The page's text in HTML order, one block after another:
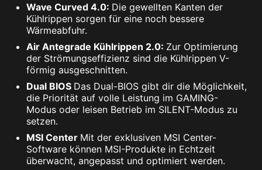
Wave Curved 4.0: Die gewellten Kanten der
Kühlrippen sorgen für eine noch bessere
Wärmeabfuhr.
Air Antegrade Kühlrippen 2.0: Zur Optimierung
der Strömungseffizienz sind die Kühlrippen V-
förmig ausgeschnitten.
Dual BIOS Das Dual-BIOS gibt dir die Möglichkeit,
die Priorität auf volle Leistung im GAMING-
Modus oder leisen Betrieb im SILENT-Modus zu
setzen.
MSI Center Mit der exklusiven MSI Center-
Software können MSI-Produkte in Echtzeit
überwacht, angepasst und optimiert werden.